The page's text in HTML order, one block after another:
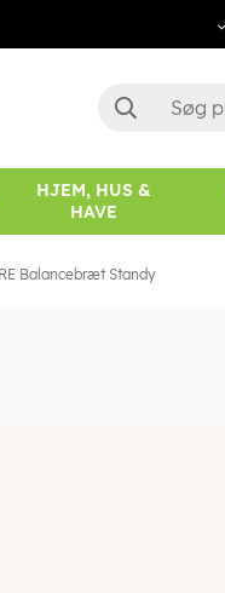
HJEM, HUS &
HAVE
Balancebræt Standy